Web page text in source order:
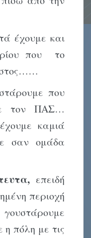
έχουμε και
που το
που
τον ΠΑΣ…
καμιά
σαν ομάδα
επειδή
περιοχή
η πόλη με τις